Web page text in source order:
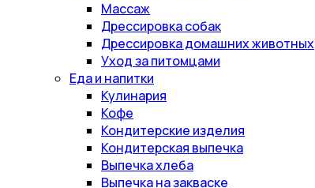
Массаж
Дрессировка собак
Дрессировка домашних животных
Уход за питомцами
Еда и напитки
Кулинария
Кофе
Кондитерские изделия
Кондитерская выпечка
Выпечка хлеба
Выпечка на закваске